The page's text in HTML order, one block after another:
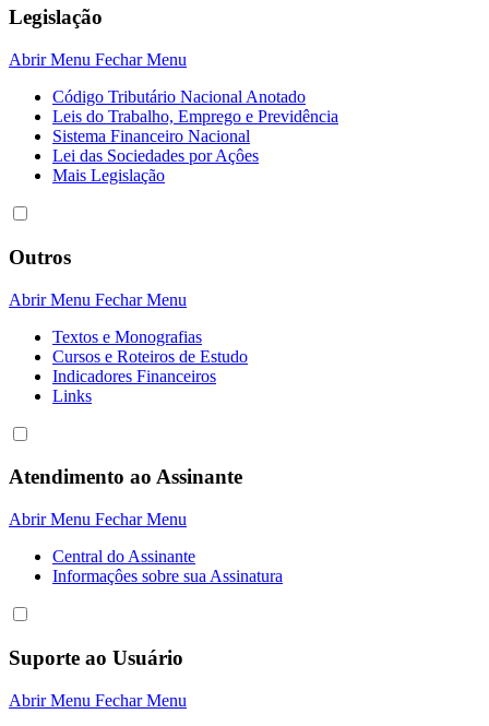
Legislação
Abrir Menu Fechar Menu
Código Tributário Nacional Anotado
Leis do Trabalho, Emprego e Previdência
Sistema Financeiro Nacional
Lei das Sociedades por Açôes
Mais Legislação
Outros
Abrir Menu Fechar Menu
Textos e Monografias
Cursos e Roteiros de Estudo
Indicadores Financeiros
Links
Atendimento ao Assinante
Abrir Menu Fechar Menu
Central do Assinante
Informaçôes sobre sua Assinatura
Suporte ao Usuário
Abrir Menu Fechar Menu